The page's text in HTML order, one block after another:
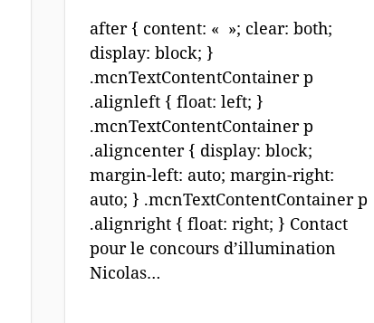
after { content: « »; clear: both;
display: block; }
.mcnTextContentContainer p
.alignleft { float: left; }
.mcnTextContentContainer p
.aligncenter { display: block;
margin-left: auto; margin-right:
auto; } .mcnTextContentContainer p
.alignright { float: right; } Contact
pour le concours d’illumination
Nicolas…